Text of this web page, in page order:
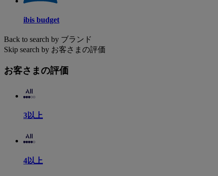
ibis budget
Back to search by ブランド
Skip search by お客さまの評価
お客さまの評価
3以上
4以上